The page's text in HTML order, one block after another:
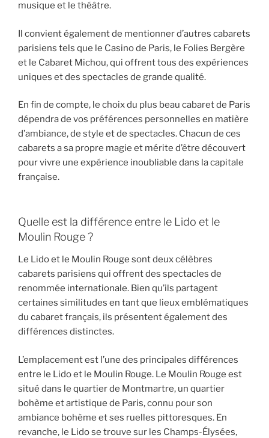
musique et le théâtre.
Il convient également de mentionner d’autres cabarets
parisiens tels que le Casino de Paris, le Folies Bergère
et le Cabaret Michou, qui offrent tous des expériences
uniques et des spectacles de grande qualité.
En fin de compte, le choix du plus beau cabaret de Paris
dépendra de vos préférences personnelles en matière
d’ambiance, de style et de spectacles. Chacun de ces
cabarets a sa propre magie et mérite d’être découvert
pour vivre une expérience inoubliable dans la capitale
française.
Quelle est la différence entre le Lido et le
Moulin Rouge ?
Le Lido et le Moulin Rouge sont deux célèbres
cabarets parisiens qui offrent des spectacles de
renommée internationale. Bien qu’ils partagent
certaines similitudes en tant que lieux emblématiques
du cabaret français, ils présentent également des
différences distinctes.
L’emplacement est l’une des principales différences
entre le Lido et le Moulin Rouge. Le Moulin Rouge est
situé dans le quartier de Montmartre, un quartier
bohème et artistique de Paris, connu pour son
ambiance bohème et ses ruelles pittoresques. En
revanche, le Lido se trouve sur les Champs-Élysées,